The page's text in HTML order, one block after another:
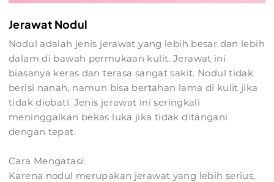
Jerawat Nodul
Nodul adalah jenis jerawat yang lebih besar dan lebih
dalam di bawah permukaan kulit. Jerawat ini
biasanya keras dan terasa sangat sakit. Nodul tidak
berisi nanah, namun bisa bertahan lama di kulit jika
tidak diobati. Jenis jerawat ini seringkali
meninggalkan bekas luka jika tidak ditangani
dengan tepat.
Cara Mengatasi:
Karena nodul merupakan jerawat yang lebih serius,